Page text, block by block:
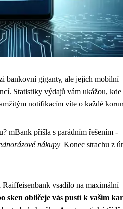
bankovní giganty, ale jejich mobilní
Statistiky výdajů vám ukážou, kde
notifikacím víte o každé
mBank přišla s parádním řešením -
nákupy. Konec strachu z
vsadilo na maximální
sken obličeje vás pustí k vašim